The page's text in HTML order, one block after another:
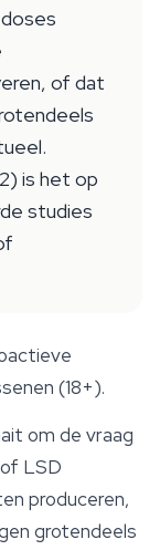
of dat
is het op
studies
(18+).
om de vraag
LSD
produceren,
grotendeels